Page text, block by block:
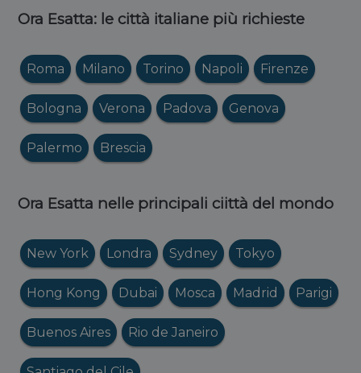
Ora Esatta: le città italiane più richieste
Roma Milano Torino Napoli Firenze
Bologna Verona Padova Genova
Palermo Brescia
Ora Esatta nelle principali ciittà del mondo
New York Londra Sydney Tokyo
Hong Kong Dubai Mosca Madrid Parigi
Buenos Aires Rio de Janeiro